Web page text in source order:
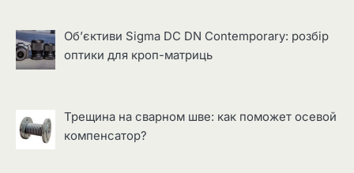
Об’єктиви Sigma DC DN Contemporary: розбір
оптики для кроп-матриць
Трещина на сварном шве: как поможет осевой
компенсатор?